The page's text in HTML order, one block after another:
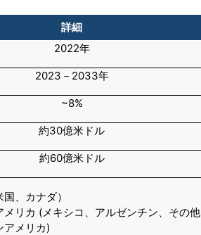
詳細
2022年
2023－2033年
~8%
約30億米ドル
約60億米ドル
、カナダ）
メリカ (メキシコ、アルゼンチン、その他
アメリカ)